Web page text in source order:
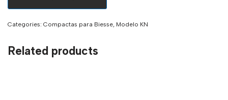
Categories: Compactas para Biesse Modelo KN
Related products